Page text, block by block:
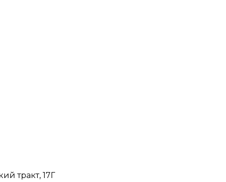
тракт, 17Г